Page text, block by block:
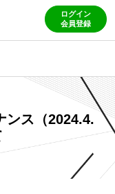
ログイン
会員登録
ンス（2024.4.